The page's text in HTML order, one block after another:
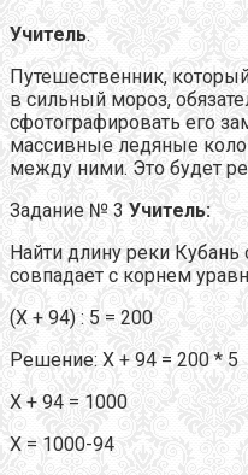
Учитель.
Путешественник,
в сильный мороз,
сфотографировать его
массивные ледяные
между ними. Это будет
Задание № 3 Учитель:
Найти длину реки Кубань
совпадает с корнем
(Х + 94) : 5 = 200
Решение: Х + 94 = 200 * 5
Х + 94 = 1000
Х = 1000-94